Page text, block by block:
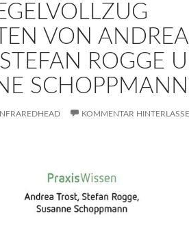
B
VON ANDREA T
ROGGE
SCHOPPMANN
KOMMENTAR